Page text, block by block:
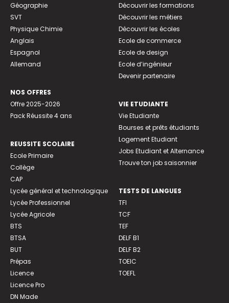
Géographie
SVT
Physique Chimie
Anglais
Espagnol
Allemand
NOS OFFRES
Offre 2025-2026
Pack Réussite 4 ans
REUSSITE SCOLAIRE
Ecole Primaire
Collège
CAP
Lycée général et technologique
Lycée Professionnel
Lycée Agricole
BTS
BTSA
BUT
Prépas
Licence
Licence Pro
DN Made
Découvrir les formations
Découvrir les métiers
Découvrir les écoles
Ecole de commerce
Ecole de design
Ecole d’ingénieur
Devenir partenaire
VIE ETUDIANTE
Vie Etudiante
Bourses et prêts étudiants
Logement Etudiant
Jobs Etudiant et Alternance
Trouve ton job saisonnier
TESTS DE LANGUES
TFI
TCF
TEF
DELF B1
DELF B2
TOEIC
TOEFL